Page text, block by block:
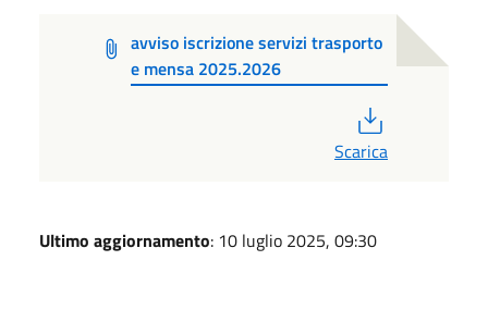
avviso iscrizione servizi trasporto
e mensa 2025.2026
Scarica
Ultimo aggiornamento: 10 luglio 2025, 09:30